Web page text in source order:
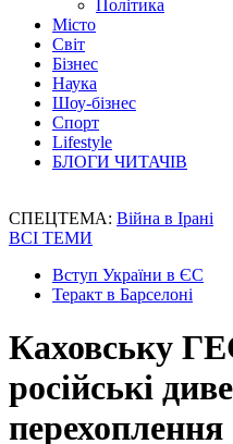
Політика
Місто
Світ
Бізнес
Наука
Шоу-бізнес
Спорт
Lifestyle
БЛОГИ ЧИТАЧІВ
СПЕЦТЕМА: Війна в Ірані
ВСІ ТЕМИ
Вступ України в ЄС
Теракт в Барселоні
Каховську
російські